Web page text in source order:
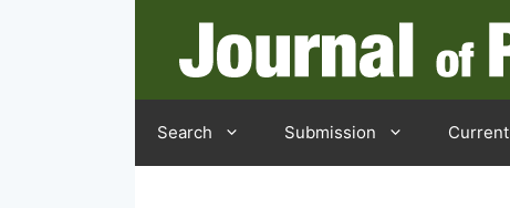
Search Submission Current